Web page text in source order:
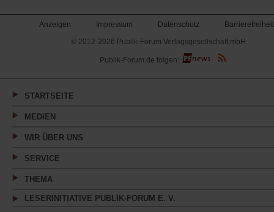
Anzeigen Impressum Datenschutz
Barrierefreiheit
© 2012-2026 Publik-Forum Verlagsgesellschaft mbH
(Öffnet
in
neuen
Publik-Forum.de folgen:
STARTSEITE
MEDIEN
WIR ÜBER UNS
SERVICE
THEMA
LESERINITIATIVE PUBLIK-FORUM E. V.